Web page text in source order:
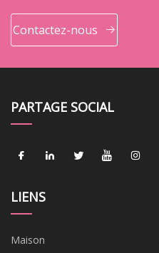
Contactez-nous
PARTAGE SOCIAL
LIENS
Maison